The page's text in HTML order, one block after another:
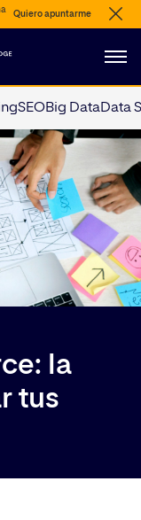
Quiero apuntarme
SEOBig DataData
la
tus